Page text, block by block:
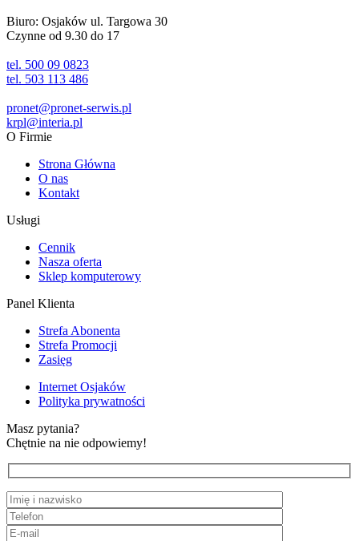
Biuro: Osjaków ul. Targowa 30
Czynne od 9.30 do 17
tel. 500 09 0823
tel. 503 113 486
pronet@pronet-serwis.pl
krpl@interia.pl
O Firmie
Strona Główna
O nas
Kontakt
Usługi
Cennik
Nasza oferta
Sklep komputerowy
Panel Klienta
Strefa Abonenta
Strefa Promocji
Zasięg
Internet Osjaków
Polityka prywatności
Masz pytania?
Chętnie na nie odpowiemy!